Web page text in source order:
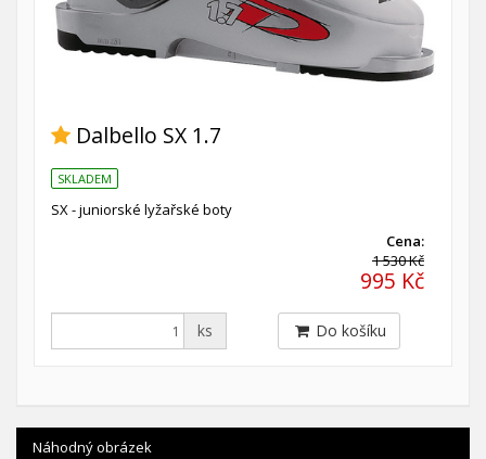
Dalbello SX 1.7
SKLADEM
SX - juniorské lyžařské boty
Cena:
1 530 Kč
995 Kč
ks Do košíku
Náhodný obrázek